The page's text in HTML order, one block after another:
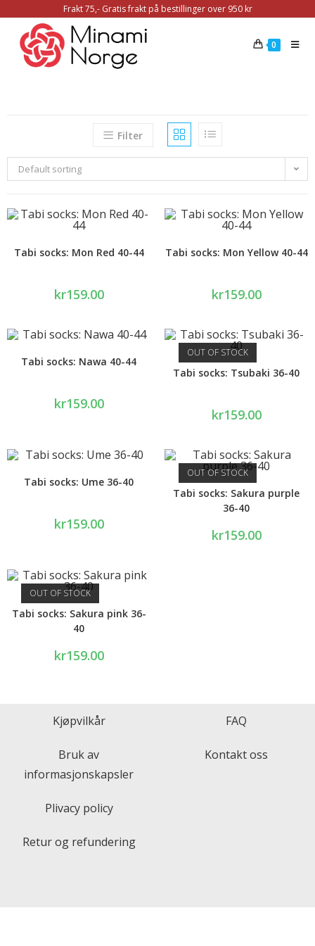
Frakt 75,- Gratis frakt på bestillinger over 950 kr
0
Filter
Default sorting
Tabi socks: Mon Red 40-44
kr159.00
Tabi socks: Mon Yellow 40-44
kr159.00
Tabi socks: Nawa 40-44
kr159.00
OUT OF STOCK
Tabi socks: Tsubaki 36-40
kr159.00
Tabi socks: Ume 36-40
kr159.00
OUT OF STOCK
Tabi socks: Sakura purple
36-40
kr159.00
OUT OF STOCK
Tabi socks: Sakura pink 36-
40
kr159.00
Kjøpvilkår
Bruk av
informasjonskapsler
Plivacy policy
Retur og refundering
FAQ
Kontakt oss